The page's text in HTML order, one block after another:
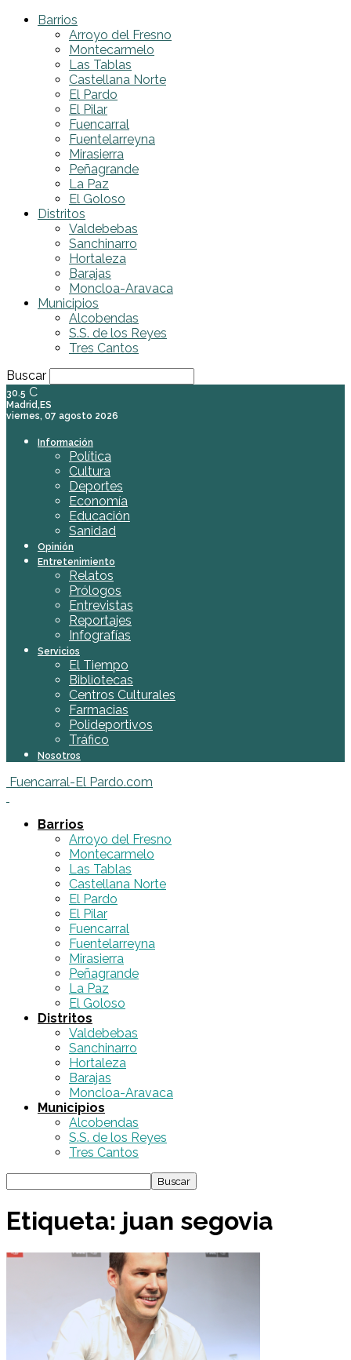
Barrios
Arroyo del Fresno
Montecarmelo
Las Tablas
Castellana Norte
El Pardo
El Pilar
Fuencarral
Fuentelarreyna
Mirasierra
Peñagrande
La Paz
El Goloso
Distritos
Valdebebas
Sanchinarro
Hortaleza
Barajas
Moncloa-Aravaca
Municipios
Alcobendas
S.S. de los Reyes
Tres Cantos
Buscar
30.5 C
Madrid,ES
viernes, 07 agosto 2026
Información
Política
Cultura
Deportes
Economía
Educación
Sanidad
Opinión
Entretenimiento
Relatos
Prólogos
Entrevistas
Reportajes
Infografías
Servicios
El Tiempo
Bibliotecas
Centros Culturales
Farmacias
Polideportivos
Tráfico
Nosotros
Fuencarral-El Pardo.com
Barrios
Arroyo del Fresno
Montecarmelo
Las Tablas
Castellana Norte
El Pardo
El Pilar
Fuencarral
Fuentelarreyna
Mirasierra
Peñagrande
La Paz
El Goloso
Distritos
Valdebebas
Sanchinarro
Hortaleza
Barajas
Moncloa-Aravaca
Municipios
Alcobendas
S.S. de los Reyes
Tres Cantos
Etiqueta: juan segovia